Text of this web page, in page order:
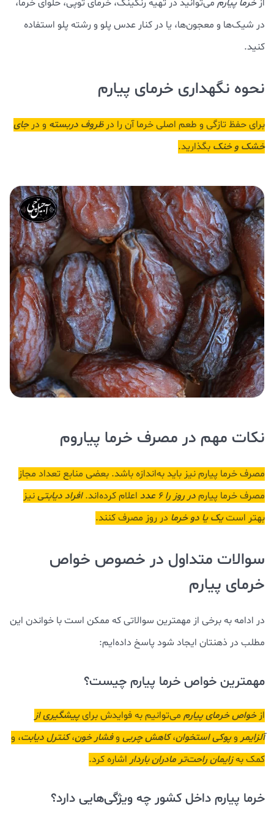
از خرما پیارم می‌توانید در تهیه رنگینک، خرمای توپی، حلوای خرما،
در شیک‌ها و معجون‌ها، یا در کنار عدس پلو و رشته پلو استفاده
کنید.
نحوه نگهداری خرمای پیارم
برای حفظ تازگی و طعم اصلی خرما آن را درظروف دربسته و درجای
خشک و خنک بگذارید.
نکات مهم در مصرف خرما پیاروم
مصرف خرما پیارم نیز باید به‌اندازه باشد. بعضی منابع تعداد مجاز
مصرف خرما پیارمدر روز را 6 عدد اعلام کرده‌اند.افراد دیابتینیز
بهتر استیک یا دو خرما در روز مصرف کنند.
سوالات متداول در خصوص خواص
خرمای پیارم
در ادامه به برخی از مهمترین سوالاتی که ممکن است با خواندن این
مطلب در ذهنتان ایجاد شود پاسخ داده‌ایم:
مهمترین خواص خرما پیارم چیست؟
ازخواص خرمای پیارم می‌توانیم به فوایدش برایپیشگیری از
آلزایمر وپوکی استخوان،کاهش چربی وفشار خون،کنترل دیابت، و
کمک بهزایمان راحت‌تر مادران باردار اشاره کرد.
خرما پیارم داخل کشور چه ویژگی‌هایی دارد؟